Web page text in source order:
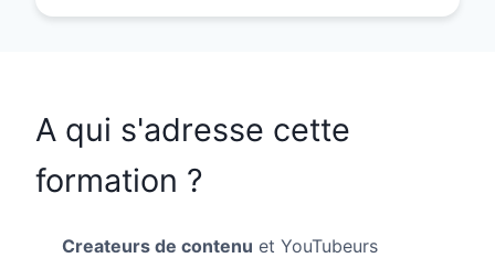
A qui s'adresse cette
formation ?
Createurs de contenu et YouTubeurs